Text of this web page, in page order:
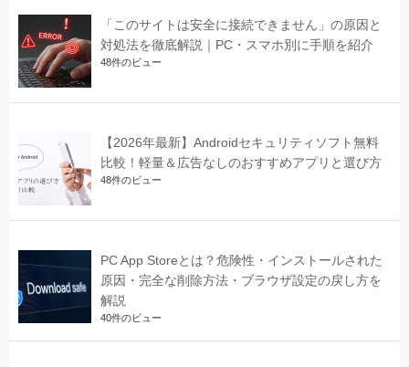
「このサイトは安全に接続できません」の原因と
対処法を徹底解説｜PC・スマホ別に手順を紹介
48件のビュー
【2026年最新】Androidセキュリティソフト無料
比較！軽量＆広告なしのおすすめアプリと選び方
48件のビュー
PC App Storeとは？危険性・インストールされた
原因・完全な削除方法・ブラウザ設定の戻し方を
解説
40件のビュー